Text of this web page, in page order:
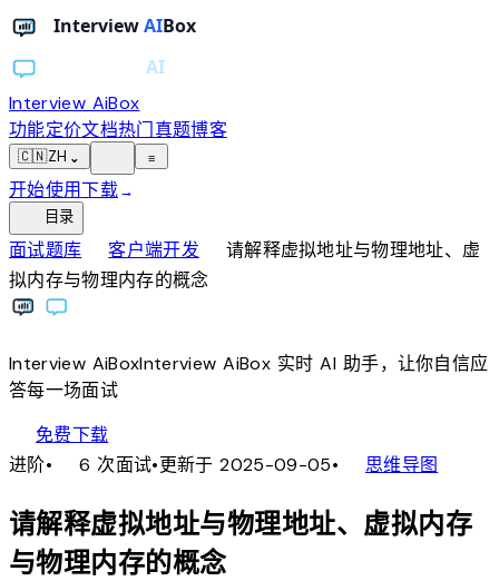
Interview AiBox
功能定价文档热门真题博客
🇨🇳ZH ⌄ ≡
开始使用下载→
目录
面试题库chevron_right客户端开发chevron_right
请解释虚拟地址与物理地址、虚
拟内存与物理内存的概念
Interview AiBoxInterviewAiBox实时 AI 助手，让你自信应
答每一场面试
免费下载
进阶• 6 次面试•更新于 2025-09-05• 思维导图
请解释虚拟地址与物理地址、虚拟内存
与物理内存的概念